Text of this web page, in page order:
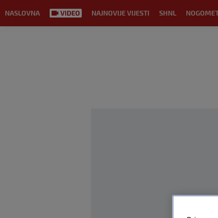
NASLOVNA NAJNOVIJE VIJESTI SHNL